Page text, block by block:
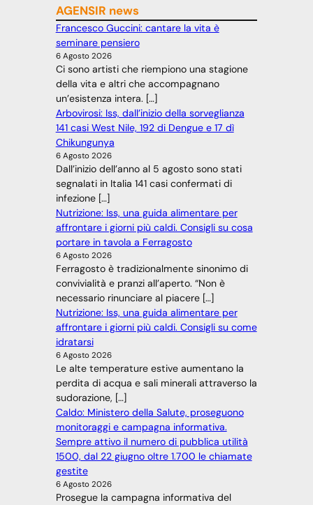
AGENSIR news
Francesco Guccini: cantare la vita è
seminare pensiero
6 Agosto 2026
Ci sono artisti che riempiono una stagione
della vita e altri che accompagnano
un’esistenza intera. […]
Arbovirosi: Iss, dall’inizio della sorveglianza
141 casi West Nile, 192 di Dengue e 17 dì
Chikungunya
6 Agosto 2026
Dall’inizio dell’anno al 5 agosto sono stati
segnalati in Italia 141 casi confermati di
infezione […]
Nutrizione: Iss, una guida alimentare per
affrontare i giorni più caldi. Consigli su cosa
portare in tavola a Ferragosto
6 Agosto 2026
Ferragosto è tradizionalmente sinonimo di
convivialità e pranzi all’aperto. “Non è
necessario rinunciare al piacere […]
Nutrizione: Iss, una guida alimentare per
affrontare i giorni più caldi. Consigli su come
idratarsi
6 Agosto 2026
Le alte temperature estive aumentano la
perdita di acqua e sali minerali attraverso la
sudorazione, […]
Caldo: Ministero della Salute, proseguono
monitoraggi e campagna informativa.
Sempre attivo il numero di pubblica utilità
1500, dal 22 giugno oltre 1.700 le chiamate
gestite
6 Agosto 2026
Prosegue la campagna informativa del